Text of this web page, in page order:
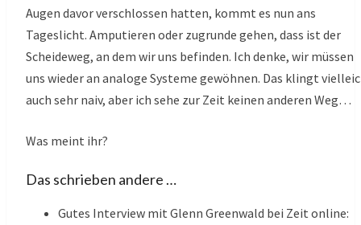
Augen davor verschlossen hatten, kommt es nun ans
Tageslicht. Amputieren oder zugrunde gehen, dass ist der
Scheideweg, an dem wir uns befinden. Ich denke, wir müssen
uns wieder an analoge Systeme gewöhnen. Das klingt
auch sehr naiv, aber ich sehe zur Zeit keinen anderen Weg…
Was meint ihr?
Das schrieben andere …
Gutes Interview mit Glenn Greenwald bei Zeit online: